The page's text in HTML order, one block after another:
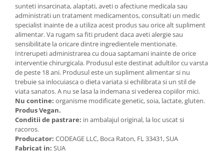
sunteti insarcinata, alaptati, aveti o afectiune medicala sau
administrati un tratament medicamentos, consultati un medic
specialist inainte de a utiliza acest produs sau orice alt supliment
alimentar. Va rugam sa fiti prudent daca aveti alergie sau
sensibilitate la oricare dintre ingredientele mentionate.
Intrerupeti administrarea cu doua saptamani inainte de orice
interventie chirurgicala. Produsul este destinat adultilor cu varsta
de peste 18 ani. Produsul este un supliment alimentar si nu
trebuie sa inlocuiasca o dieta variata si echilibrata si un stil de
viata sanatos. A nu se lasa la indemana si vederea copiilor mici.
Nu contine: organisme modificate genetic, soia, lactate, gluten.
Produs Vegan.
Conditii de pastrare: in ambalajul original, la loc uscat si
racoros.
Producator: CODEAGE LLC, Boca Raton, FL 33431, SUA
Fabricat in: SUA